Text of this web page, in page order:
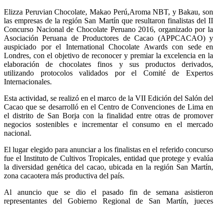
Elizza Peruvian Chocolate, Makao Perú,Aroma NBT, y Bakau, son
las empresas de la región San Martín que resultaron finalistas del II
Concurso Nacional de Chocolate Peruano 2016, organizado por la
Asociación Peruana de Productores de Cacao (APPCACAO) y
auspiciado por el International Chocolate Awards con sede en
Londres, con el objetivo de reconocer y premiar la excelencia en la
elaboración de chocolates finos y sus productos derivados,
utilizando protocolos validados por el Comité de Expertos
Internacionales.
Esta actividad, se realizó en el marco de la VII Edición del Salón del
Cacao que se desarrolló en el Centro de Convenciones de Lima en
el distrito de San Borja con la finalidad entre otras de promover
negocios sostenibles e incrementar el consumo en el mercado
nacional.
El lugar elegido para anunciar a los finalistas en el referido concurso
fue el Instituto de Cultivos Tropicales, entidad que protege y evalúa
la diversidad genética del cacao, ubicada en la región San Martín,
zona cacaotera más productiva del país.
Al anuncio que se dio el pasado fin de semana asistieron
representantes del Gobierno Regional de San Martín, jueces